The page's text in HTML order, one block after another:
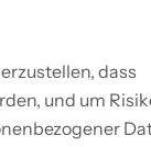
dass
und um